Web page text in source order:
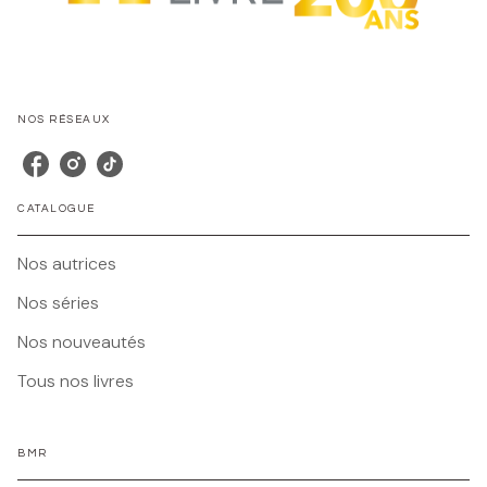
NOS RÉSEAUX
CATALOGUE
Nos autrices
Nos séries
Nos nouveautés
Tous nos livres
BMR